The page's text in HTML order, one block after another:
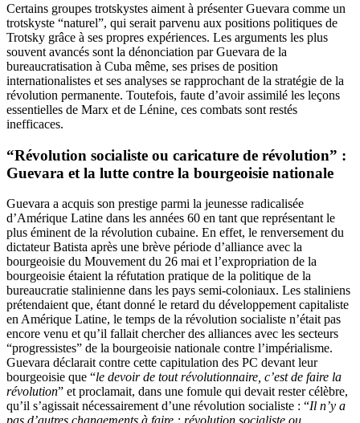
Certains groupes trotskystes aiment à présenter Guevara comme un
trotskyste “naturel”, qui serait parvenu aux positions politiques de
Trotsky grâce à ses propres expériences. Les arguments les plus
souvent avancés sont la dénonciation par Guevara de la
bureaucratisation à Cuba même, ses prises de position
internationalistes et ses analyses se rapprochant de la stratégie de la
révolution permanente. Toutefois, faute d’avoir assimilé les leçons
essentielles de Marx et de Lénine, ces combats sont restés
inefficaces.
“Révolution socialiste ou caricature de révolution” :
Guevara et la lutte contre la bourgeoisie nationale
Guevara a acquis son prestige parmi la jeunesse radicalisée
d’Amérique Latine dans les années 60 en tant que représentant le
plus éminent de la révolution cubaine. En effet, le renversement du
dictateur Batista après une brève période d’alliance avec la
bourgeoisie du Mouvement du 26 mai et l’expropriation de la
bourgeoisie étaient la réfutation pratique de la politique de la
bureaucratie stalinienne dans les pays semi-coloniaux. Les staliniens
prétendaient que, étant donné le retard du développement capitaliste
en Amérique Latine, le temps de la révolution socialiste n’était pas
encore venu et qu’il fallait chercher des alliances avec les secteurs
“progressistes” de la bourgeoisie nationale contre l’impérialisme.
Guevara déclarait contre cette capitulation des PC devant leur
bourgeoisie que “le devoir de tout révolutionnaire, c’est de faire la
révolution” et proclamait, dans une fomule qui devait rester célèbre,
qu’il s’agissait nécessairement d’une révolution socialiste : “Il n’y a